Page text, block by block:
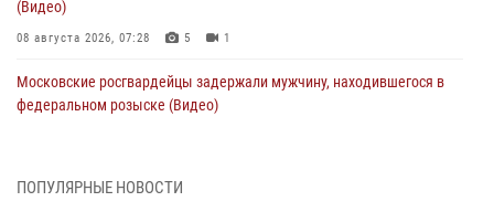
(Видео)
08 августа 2026, 07:28 5 1
Московские росгвардейцы задержали мужчину, находившегося в
федеральном розыске (Видео)
В центре столицы росгвардейцы задержали мужчину, пытавшегося
ПОПУЛЯРНЫЕ НОВОСТИ